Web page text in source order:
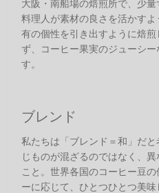
大阪・南船場の焙煎所で、少量
料理人が素材の良さを活かす
有の個性を引き出すように焙
ず、コーヒー果実のジューシ
す。
ブレンド
私たちは「ブレンド＝和」だ
じものが混ざるのではなく、
こと。世界各国のコーヒー豆
ーに応じて、ひとつひとつ美